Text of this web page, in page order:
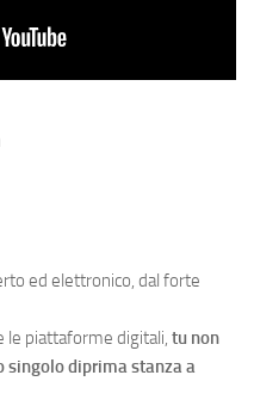
ed elettronico, dal forte
le piattaforme digitali, tu non
singolo diprima stanza a